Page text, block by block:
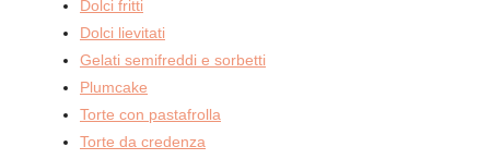
Dolci fritti
Dolci lievitati
Gelati semifreddi e sorbetti
Plumcake
Torte con pastafrolla
Torte da credenza